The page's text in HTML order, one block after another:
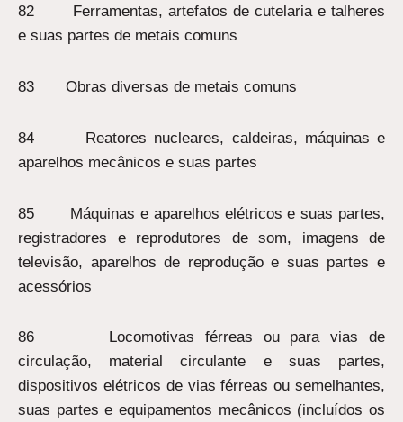
82 Ferramentas, artefatos de cutelaria e talheres
e suas partes de metais comuns
83 Obras diversas de metais comuns
84 Reatores nucleares, caldeiras, máquinas e
aparelhos mecânicos e suas partes
85 Máquinas e aparelhos elétricos e suas partes,
registradores e reprodutores de som, imagens de
televisão, aparelhos de reprodução e suas partes e
acessórios
86 Locomotivas férreas ou para vias de
circulação, material circulante e suas partes,
dispositivos elétricos de vias férreas ou semelhantes,
suas partes e equipamentos mecânicos (incluídos os